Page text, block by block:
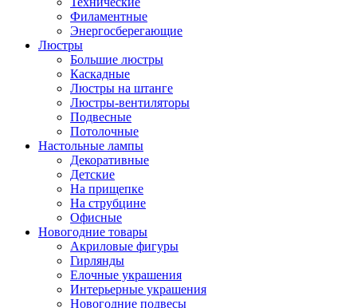
Филаментные
Энергосберегающие
Люстры
Большие люстры
Каскадные
Люстры на штанге
Люстры-вентиляторы
Подвесные
Потолочные
Настольные лампы
Декоративные
Детские
На прищепке
На струбцине
Офисные
Новогодние товары
Акриловые фигуры
Гирлянды
Елочные украшения
Интерьерные украшения
Новогодние подвесы